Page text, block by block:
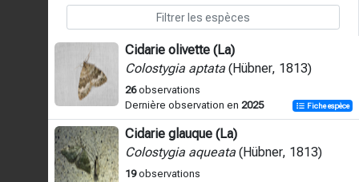
Cidarie olivette (La)
Colostygia aptata (Hübner, 1813)
26observations
Dernière observation en 2025 Fiche espèce
Cidarie glauque (La)
Colostygia aqueata (Hübner, 1813)
19observations